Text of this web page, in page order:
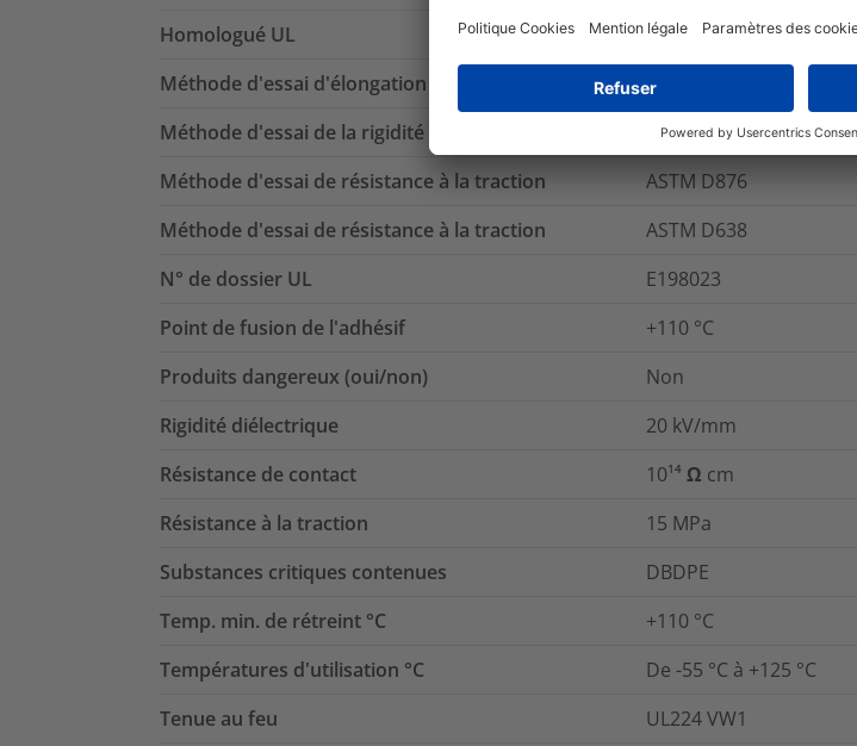
Homologué UL
Non
Méthode d'essai d'élongation jusqu'à la rupture
ASTM D638
Méthode d'essai de la rigidité diélectrique
ASTM D876
Méthode d'essai de résistance à la traction
ASTM D876
Méthode d'essai de résistance à la traction
ASTM D638
N° de dossier UL
E198023
Point de fusion de l'adhésif
+110 °C
Produits dangereux (oui/non)
Non
Rigidité diélectrique
20 kV/mm
Résistance de contact
10¹⁴ Ω cm
Résistance à la traction
15 MPa
Substances critiques contenues
DBDPE
Temp. min. de rétreint °C
+110 °C
Températures d'utilisation °C
De -55 °C à +125 °C
Tenue au feu
UL224 VW1